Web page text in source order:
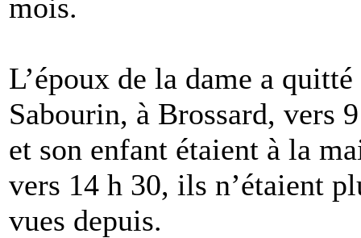
mois.
L’époux de la dame a
Sabourin, à Brossard, vers
et son enfant étaient à la
vers 14 h 30, ils n’étaient
vues depuis.